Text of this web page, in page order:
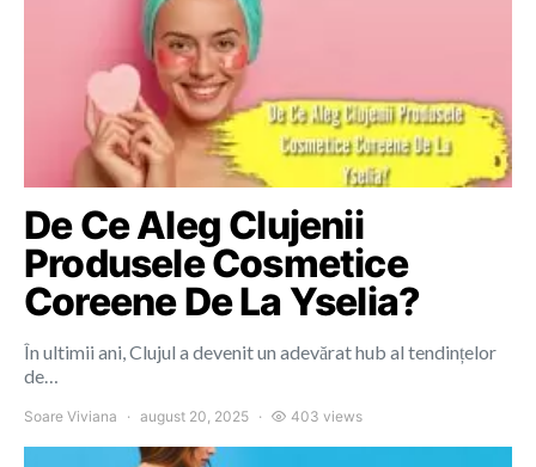
De Ce Aleg Clujenii
Produsele Cosmetice
Coreene De La Yselia?
În ultimii ani, Clujul a devenit un adevărat hub al tendințelor
de…
Soare Viviana august 20, 2025 403 views